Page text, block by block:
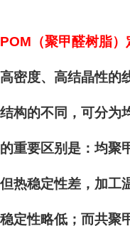
POM （聚甲醛树脂）
高密度、高结晶性的
结构的不同，可分为
的重要区别是：均聚
但热稳定性差，加工
稳定性略低；而共聚